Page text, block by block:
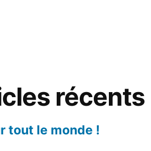
récents
tout le monde !